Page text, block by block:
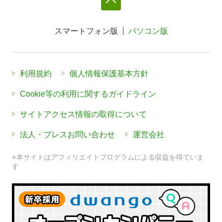
スマートフォン版 パソコン版
利用規約 個人情報保護基本方針
Cookie等の利用に関するガイドライン
サイトアクセス情報の取得について
法人・プレスお問い合わせ 運営会社
※本サイトはアフィリエイトプログラムによる収益を得ていま
す